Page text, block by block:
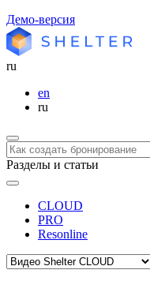
Демо-версия
ru
en
ru
Разделы и статьи
CLOUD
PRO
Resonline